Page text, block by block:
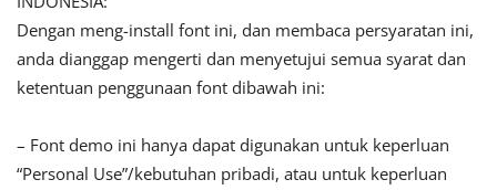
Dengan meng-install font ini, dan membaca persyaratan ini,
anda dianggap mengerti dan menyetujui semua syarat dan
ketentuan penggunaan font dibawah ini:
– Font demo ini hanya dapat digunakan untuk keperluan
“Personal Use”/kebutuhan pribadi, atau untuk keperluan